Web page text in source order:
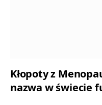
Kłopoty z
nazwa w świecie